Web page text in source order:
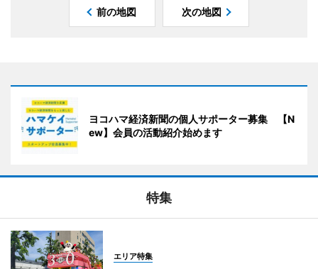
前の地図 次の地図
ヨコハマ経済新聞の個人サポーター募集 【N
ew】会員の活動紹介始めます
特集
エリア特集